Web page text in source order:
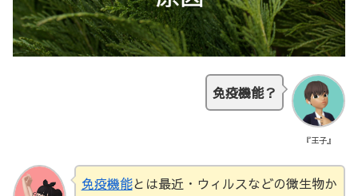
『王子』
免疫機能？
免疫機能とは最近・ウィルスなどの微生物か